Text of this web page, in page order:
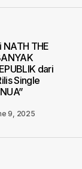
NATH THE
dari
Single
9, 2025